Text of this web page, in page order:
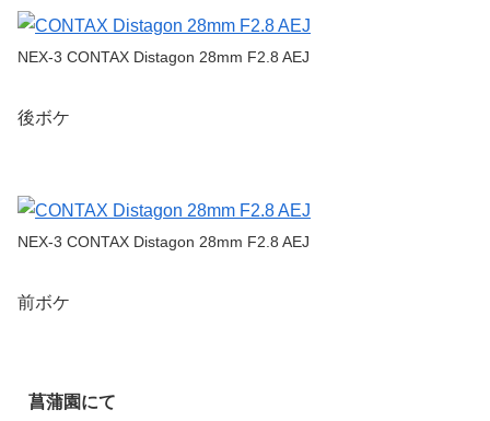
NEX-3 CONTAX Distagon 28mm F2.8 AEJ
後ボケ
NEX-3 CONTAX Distagon 28mm F2.8 AEJ
前ボケ
菖蒲園にて